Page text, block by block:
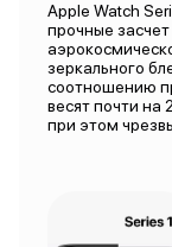
Apple Watch
прочные
зеркального
соотношению
весят почти на
при этом